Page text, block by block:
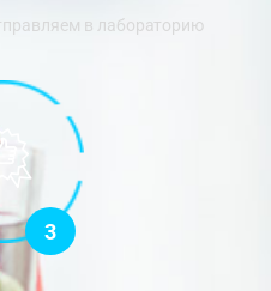
в лабораторию
3